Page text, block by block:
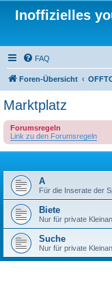
Inoffizielles
FAQ
Foren-Übersicht
Marktplatz
Forumsregeln
Link zu den Forumsregeln
A
Für die Inserate der
Biete
Nur für private
Suche
Nur für private